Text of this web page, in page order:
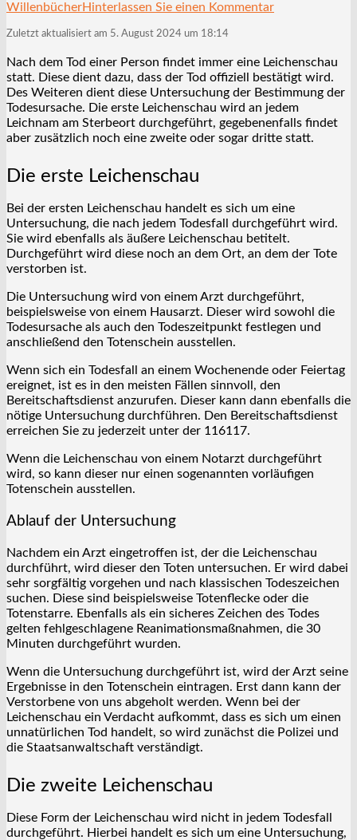
WillenbücherHinterlassen Sie einen Kommentar
Zuletzt aktualisiert am 5. August 2024 um 18:14
Nach dem Tod einer Person findet immer eine Leichenschau
statt. Diese dient dazu, dass der Tod offiziell bestätigt wird.
Des Weiteren dient diese Untersuchung der Bestimmung der
Todesursache. Die erste Leichenschau wird an jedem
Leichnam am Sterbeort durchgeführt, gegebenenfalls findet
aber zusätzlich noch eine zweite oder sogar dritte statt.
Die erste Leichenschau
Bei der ersten Leichenschau handelt es sich um eine
Untersuchung, die nach jedem Todesfall durchgeführt wird.
Sie wird ebenfalls als äußere Leichenschau betitelt.
Durchgeführt wird diese noch an dem Ort, an dem der Tote
verstorben ist.
Die Untersuchung wird von einem Arzt durchgeführt,
beispielsweise von einem Hausarzt. Dieser wird sowohl die
Todesursache als auch den Todeszeitpunkt festlegen und
anschließend den Totenschein ausstellen.
Wenn sich ein Todesfall an einem Wochenende oder Feiertag
ereignet, ist es in den meisten Fällen sinnvoll, den
Bereitschaftsdienst anzurufen. Dieser kann dann ebenfalls die
nötige Untersuchung durchführen. Den Bereitschaftsdienst
erreichen Sie zu jederzeit unter der 116117.
Wenn die Leichenschau von einem Notarzt durchgeführt
wird, so kann dieser nur einen sogenannten vorläufigen
Totenschein ausstellen.
Ablauf der Untersuchung
Nachdem ein Arzt eingetroffen ist, der die Leichenschau
durchführt, wird dieser den Toten untersuchen. Er wird dabei
sehr sorgfältig vorgehen und nach klassischen Todeszeichen
suchen. Diese sind beispielsweise Totenflecke oder die
Totenstarre. Ebenfalls als ein sicheres Zeichen des Todes
gelten fehlgeschlagene Reanimationsmaßnahmen, die 30
Minuten durchgeführt wurden.
Wenn die Untersuchung durchgeführt ist, wird der Arzt seine
Ergebnisse in den Totenschein eintragen. Erst dann kann der
Verstorbene von uns abgeholt werden. Wenn bei der
Leichenschau ein Verdacht aufkommt, dass es sich um einen
unnatürlichen Tod handelt, so wird zunächst die Polizei und
die Staatsanwaltschaft verständigt.
Die zweite Leichenschau
Diese Form der Leichenschau wird nicht in jedem Todesfall
durchgeführt. Hierbei handelt es sich um eine Untersuchung,